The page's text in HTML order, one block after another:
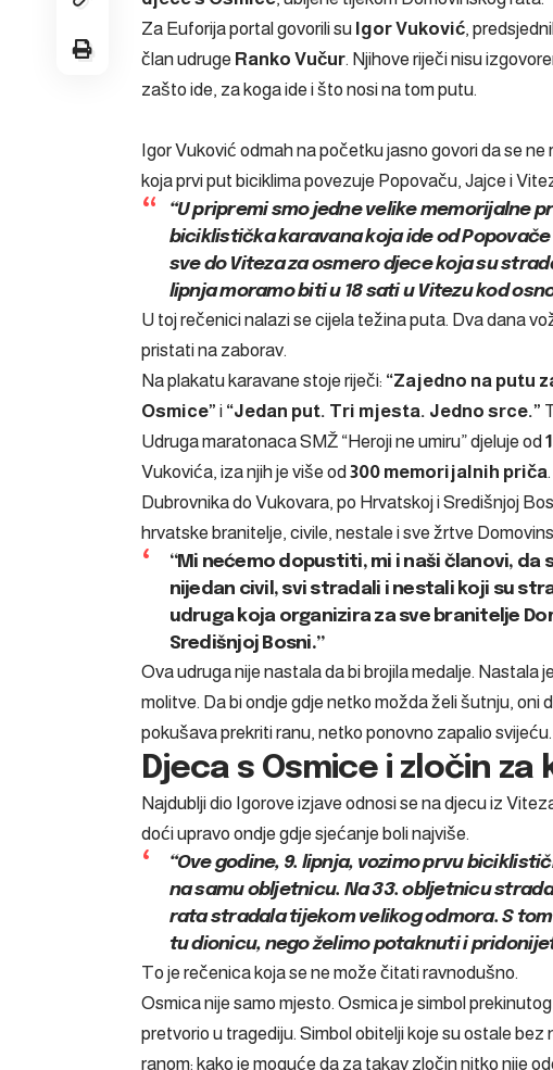
Za Euforija portal govorili su Igor Vuković,
član udruge Ranko Vučur. Njihove riječi nisu
zašto ide, za koga ide i što nosi na tom putu.
Igor Vuković odmah na početku jasno govori da se ne
koja prvi put biciklima povezuje Popovaču, Jajce i
“U pripremi smo jedne velike memorijalne
biciklistička karavana koja ide od Popovače
sve do Viteza za osmero djece koja su
lipnja moramo biti u 18 sati u Vitezu kod
U toj rečenici nalazi se cijela težina puta. Dva dana
pristati na zaborav.
Na plakatu karavane stoje riječi: “Zajedno na putu
Osmice” i “Jedan put. Tri mjesta. Jedno srce.”
Udruga maratonaca SMŽ “Heroji ne umiru” djeluje od
Vukovića, iza njih je više od300 memorijalnih priča
Dubrovnika do Vukovara, po Hrvatskoj i Središnjoj
hrvatske branitelje, civile, nestale i sve žrtve
“Mi nećemo dopustiti, mi i naši članovi, da
nijedan civil, svi stradali i nestali koji su
udruga koja organizira za sve branitelje
Središnjoj Bosni.”
Ova udruga nije nastala da bi brojila medalje. Nastala
molitve. Da bi ondje gdje netko možda želi šutnju, oni
pokušava prekriti ranu, netko ponovno zapalio svijeću.
Djeca s Osmice i zločin
Najdublji dio Igorove izjave odnosi se na djecu iz
doći upravo ondje gdje sjećanje boli najviše.
“Ove godine, 9. lipnja, vozimo prvu
na samu obljetnicu. Na 33. obljetnicu
rata stradala tijekom velikog odmora. S
tu dionicu, nego želimo potaknuti i
To je rečenica koja se ne može čitati ravnodušno.
Osmica nije samo mjesto. Osmica je simbol
pretvorio u tragediju. Simbol obitelji koje su ostale bez
ranom: kako je moguće da za takav zločin nitko nije